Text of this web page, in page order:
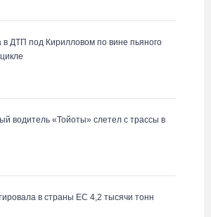
ДТП под Кирилловом по вине пьяного
водитель «Тойоты» слетел с трассы в
в страны ЕС 4,2 тысячи тонн